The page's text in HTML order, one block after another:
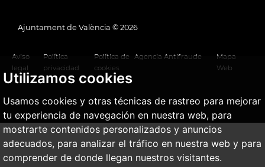
Utilizamos cookies
Usamos cookies y otras técnicas de rastreo para mejorar
tu experiencia de navegación en nuestra web, para
mostrarte contenidos personalizados y anuncios
adecuados, para analizar el tráfico en nuestra web y para
comprender de donde llegan nuestros visitantes.
Ajuntament de València © 2026
Aviso
legal
Política
privacidad
Política de
cookies
Agencia Antifraude
Mapa
Web